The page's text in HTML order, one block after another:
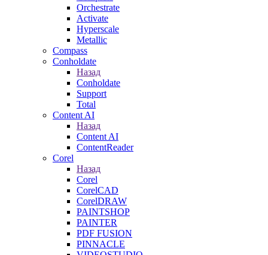
Orchestrate
Activate
Hyperscale
Metallic
Compass
Conholdate
Назад
Conholdate
Support
Total
Content AI
Назад
Content AI
ContentReader
Corel
Назад
Corel
CorelCAD
CorelDRAW
PAINTSHOP
PAINTER
PDF FUSION
PINNACLE